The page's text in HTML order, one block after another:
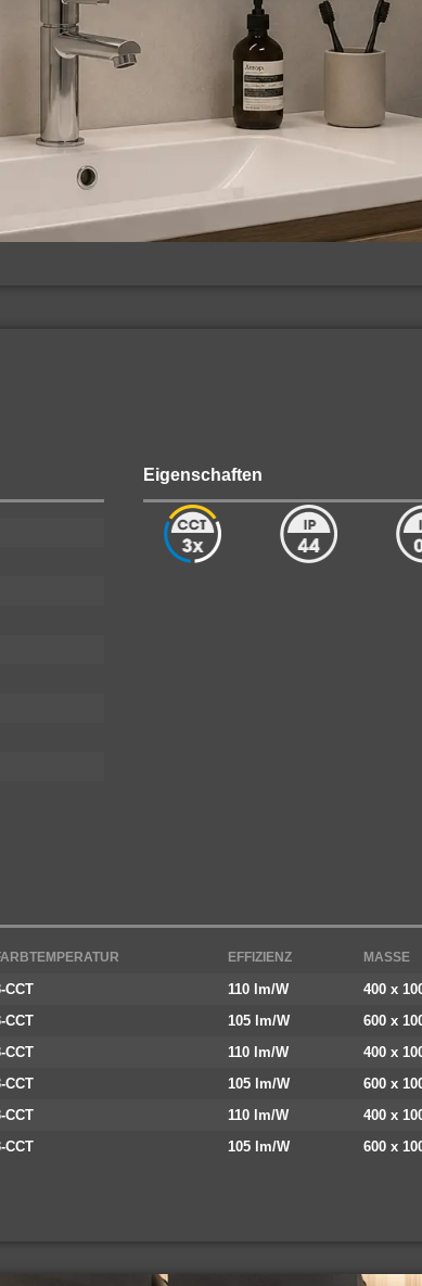
Eigenschaften
EFFIZIENZ MASSE
CCT 110 lm/W 400 x
CCT 105 lm/W 600 x
CCT 110 lm/W 400 x
CCT 105 lm/W 600 x
CCT 110 lm/W 400 x
CCT 105 lm/W 600 x